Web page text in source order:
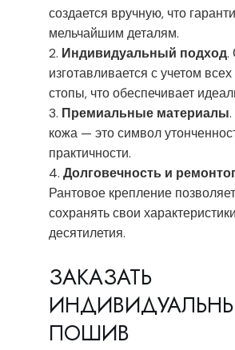
создается вручную, что
мельчайшим деталям.
Индивидуальный подход.
изготавливается с учетом
стопы, что обеспечивает
Премиальные материалы
кожа — это символ
практичности.
Долговечность и
Рантовое крепление
сохранять свои
десятилетия.
ЗАКАЗАТЬ
ПОШИВ